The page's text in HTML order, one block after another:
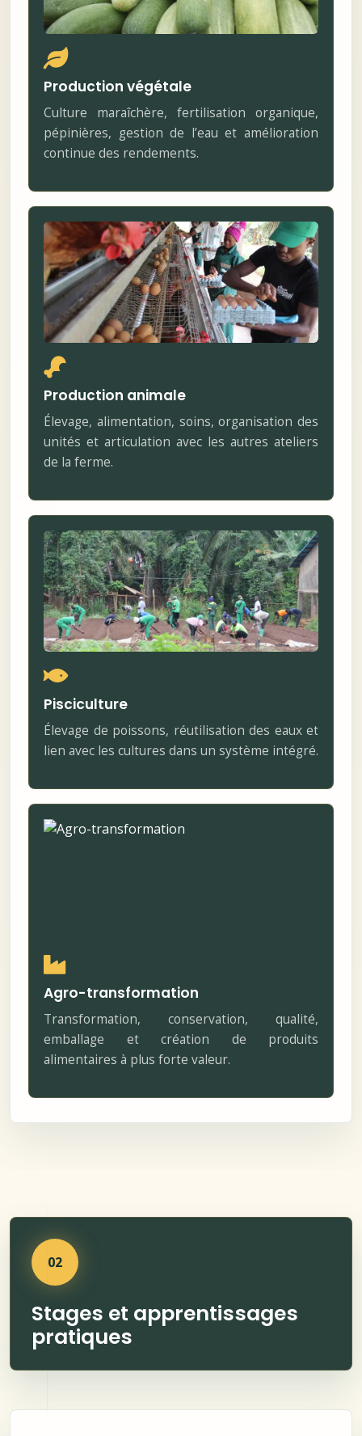
Production végétale
Culture maraîchère, fertilisation organique,
pépinières, gestion de l’eau et amélioration
continue des rendements.
Production animale
Élevage, alimentation, soins, organisation des
unités et articulation avec les autres ateliers
de la ferme.
Pisciculture
Élevage de poissons, réutilisation des eaux et
lien avec les cultures dans un système intégré.
Agro-transformation
Transformation, conservation, qualité,
emballage et création de produits
alimentaires à plus forte valeur.
02
Stages et apprentissages
pratiques